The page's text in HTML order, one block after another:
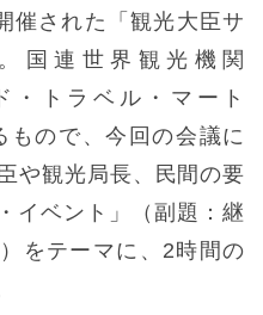
催された「観光大臣サ
国連世界観光機関
・トラベル・マート
もので、今回の会議に
や観光局長、民間の要
イベント」（副題：継
をテーマに、2時間の